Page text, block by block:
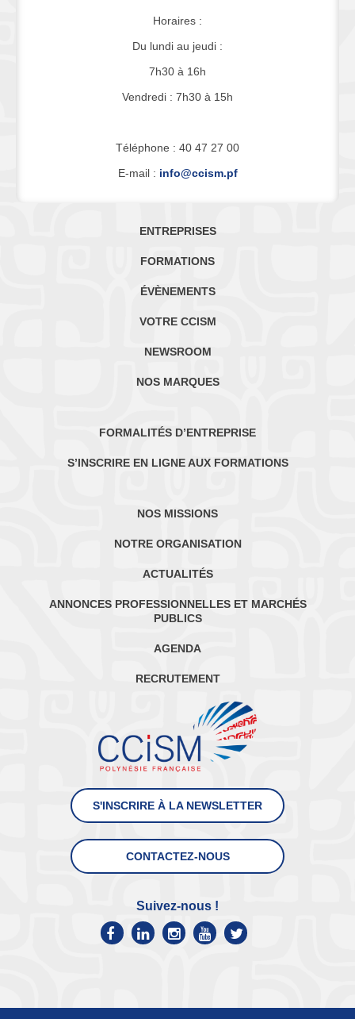
Horaires :
Du lundi au jeudi :
7h30 à 16h
Vendredi : 7h30 à 15h
Téléphone : 40 47 27 00
E-mail : info@ccism.pf
ENTREPRISES
FORMATIONS
ÉVÈNEMENTS
VOTRE CCISM
NEWSROOM
NOS MARQUES
FORMALITÉS D’ENTREPRISE
S’INSCRIRE EN LIGNE AUX FORMATIONS
NOS MISSIONS
NOTRE ORGANISATION
ACTUALITÉS
ANNONCES PROFESSIONNELLES ET MARCHÉS
PUBLICS
AGENDA
RECRUTEMENT
S'INSCRIRE À LA NEWSLETTER
CONTACTEZ-NOUS
Suivez-nous !